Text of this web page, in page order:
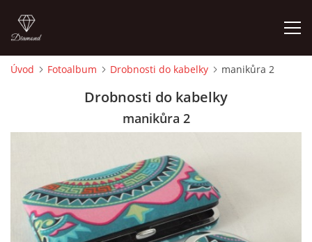
MOJE POSLEDNÍ PRÁCE
Úvod Fotoalbum Drobnosti do kabelky manikůra 2
Drobnosti do kabelky
manikůra 2